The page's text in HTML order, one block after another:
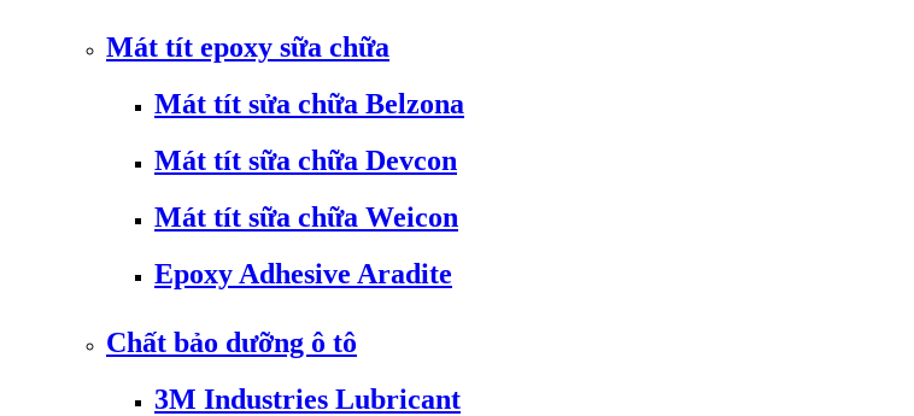
Mát tít epoxy sữa chữa
Mát tít sửa chữa Belzona
Mát tít sữa chữa Devcon
Mát tít sữa chữa Weicon
Epoxy Adhesive Aradite
Chất bảo dưỡng ô tô
3M Industries Lubricant